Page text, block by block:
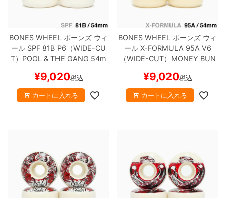
BONES WHEEL ボーンズ ウィ
ール SPF 81B P6（WIDE-CU
T） POOL & THE GANG 54m
¥9,020税込
カートに入れる
BONES WHEEL ボーンズ ウィ
ールX-FORMULA 95A V6
（WIDE-CUT） MONEY BUN
ケボー
¥9,020税込
カートに入れる